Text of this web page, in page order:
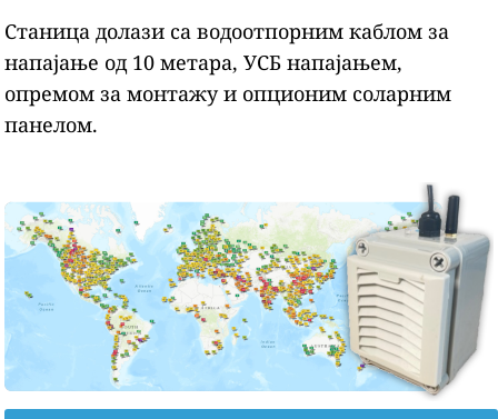
Станица долази са водоотпорним каблом за
напајање од 10 метара, УСБ напајањем,
опремом за монтажу и опционим соларним
панелом.